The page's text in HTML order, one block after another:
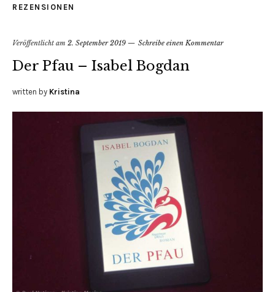
REZENSIONEN
Veröffentlicht am 2. September 2019 Schreibe einen Kommentar
Der Pfau – Isabel Bogdan
written by Kristina